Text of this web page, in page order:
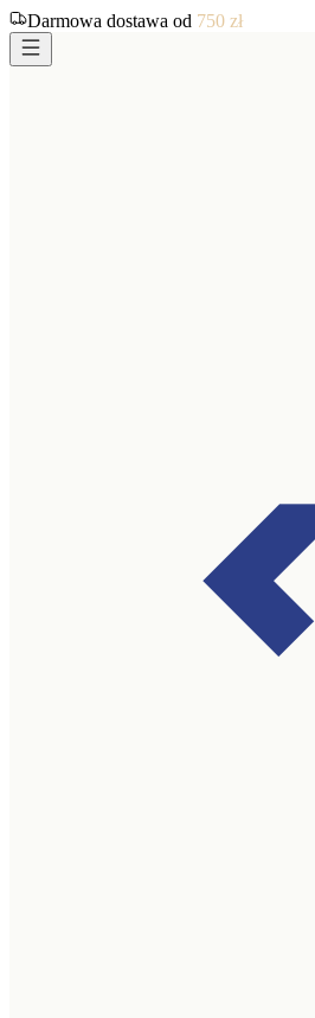
Darmowa dostawa od 750 zł